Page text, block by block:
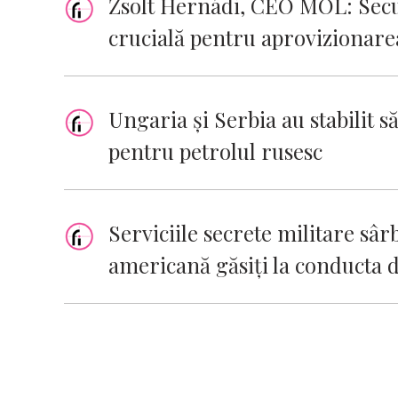
crucială pentru
Ungaria şi Serbia au stabilit
pentru petrolul rusesc
Serviciile secrete militare
americană găsiți la conducta